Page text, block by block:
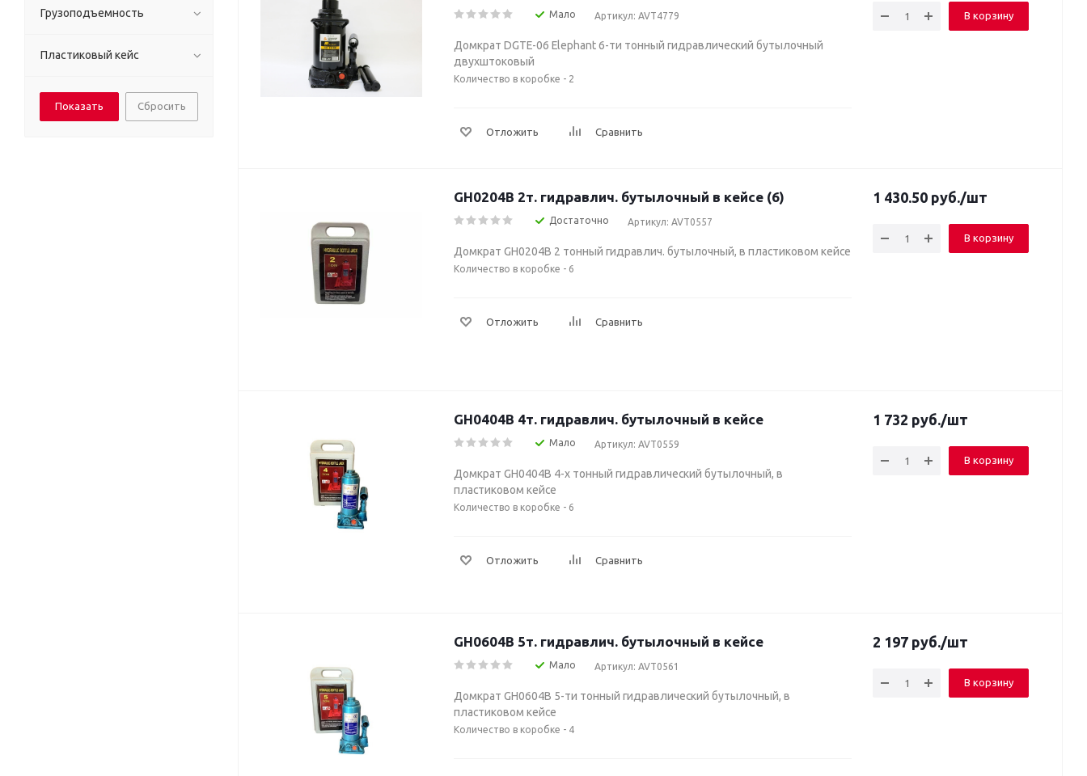
Мало Артикул: AVT4779
Домкрат DGTE-06 Elephant 6-ти тонный гидравлический бутылочный
двухштоковый
Количество в коробке - 2
Отложить Сравнить
В корзину
GH0204B 2т. гидравлич. бутылочный в кейсе (6)
Достаточно Артикул: AVT0557
Домкрат GH0204В 2 тонный гидравлич. бутылочный, в пластиковом кейсе
Количество в коробке - 6
Отложить Сравнить
1 430.50 руб./шт
В корзину
GH0404В 4т. гидравлич. бутылочный в кейсе
Мало Артикул: AVT0559
Домкрат GH0404В 4-х тонный гидравлический бутылочный, в
пластиковом кейсе
Количество в коробке - 6
Отложить Сравнить
1 732 руб./шт
В корзину
GH0604В 5т. гидравлич. бутылочный в кейсе
Мало Артикул: AVT0561
Домкрат GH0604В 5-ти тонный гидравлический бутылочный, в
пластиковом кейсе
Количество в коробке - 4
2 197 руб./шт
В корзину
Грузоподъемность
Пластиковый кейс
Сбросить